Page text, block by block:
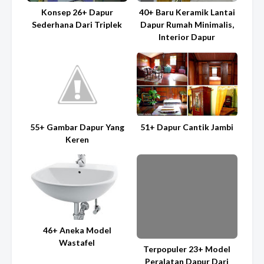
Konsep 26+ Dapur
Sederhana Dari Triplek
40+ Baru Keramik Lantai
Dapur Rumah Minimalis,
Interior Dapur
55+ Gambar Dapur Yang
Keren
51+ Dapur Cantik Jambi
46+ Aneka Model
Wastafel
Terpopuler 23+ Model
Peralatan Dapur Dari